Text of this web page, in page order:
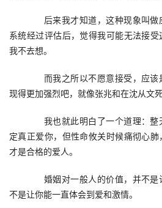
后来我才知道，这种现象叫做
系统经过评估后，觉得我可能无法接
我不去想。
而我之所以不愿意接受，应该
现得更加强烈吧，就像张兆和在沈从文
我也就此明白了一个道理：整
定真正爱你，但性命攸关时候痛彻心肺
才是合格的爱人。
婚姻对一般人的价值，并不是
不是让你能一直体会到爱和激情。